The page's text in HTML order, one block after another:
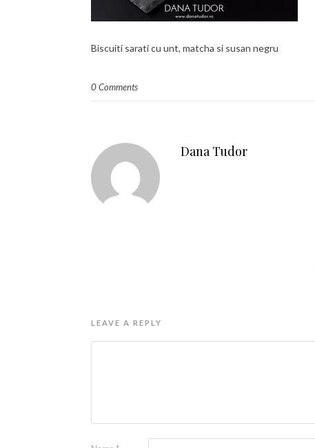
Biscuiti sarati cu unt, matcha si susan negru
0 Comments
Dana Tudor
LEAVE A REPLY